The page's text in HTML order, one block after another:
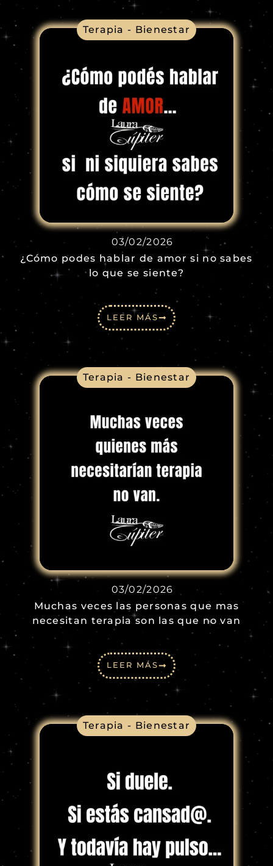
Terapia - Bienestar
03/02/2026
¿Cómo podes hablar de amor si no sabes
lo que se siente?
LEER MÁS
Terapia - Bienestar
03/02/2026
Muchas veces las personas que mas
necesitan terapia son las que no van
LEER MÁS
Terapia - Bienestar